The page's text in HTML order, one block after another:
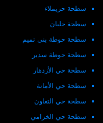
سطحة حريملاء
سطحة حلبان
سطحة حوطة بني تميم
سطحة حوطة سدير
سطحة حي الأزدهار
سطحة حي الأمانة
سطحة حي التعاون
سطحة حي الخزامي